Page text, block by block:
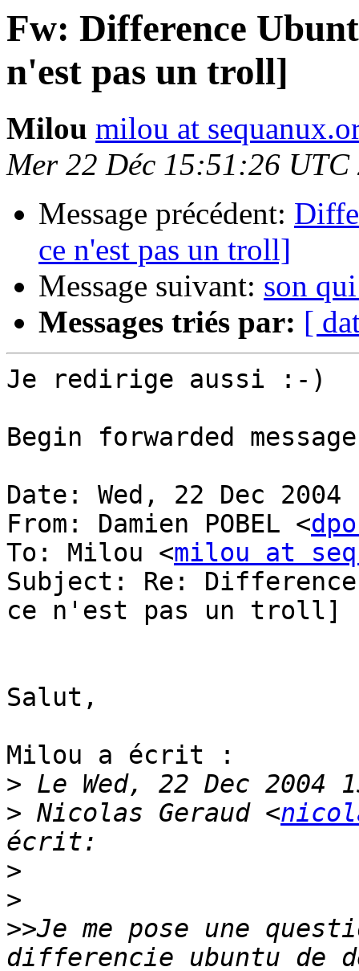
Fw: Difference
n'est pas un troll]
Milou milou at
Mer 22 Déc 15:51:26 UTC
Message précédent:
ce n'est pas un troll]
Message suivant: son
Messages triés par: [
Je redirige aussi :-)
Begin forwarded
Date: Wed, 22 Dec 2004
From: Damien POBEL <
To: Milou <milou at
Subject: Re:
ce n'est pas un troll]
Salut,
Milou a écrit :
>
> Nicolas Geraud <
>
>
>>Je me pose une